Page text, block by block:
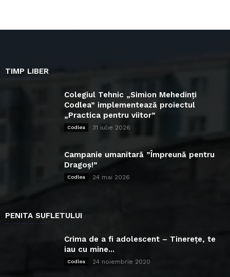
TIMP LIBER
Colegiul Tehnic „Simion Mehedinți
Codlea” implementează proiectul
„Practica pentru viitor”
Codlea 31 iulie 2026
Campanie umanitară ”Împreună pentru
Dragoș!”
Codlea 24 mai 2026
PENITA SUFLETULUI
Crima de a fi adolescent – Tinerețe, te
iau cu mine...
Codlea 24 noiembrie 2020